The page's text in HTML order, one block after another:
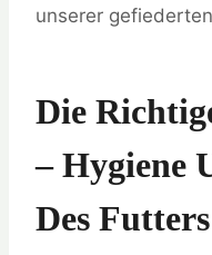
unserer
Die
– Hygiene
Des Futters